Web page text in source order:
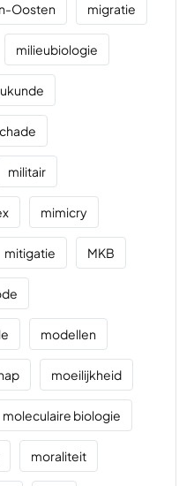
Oosten migratie
milieubiologie
militair
mimicry
mitigatie MKB
modellen
moeilijkheid
moleculaire biologie
moraliteit